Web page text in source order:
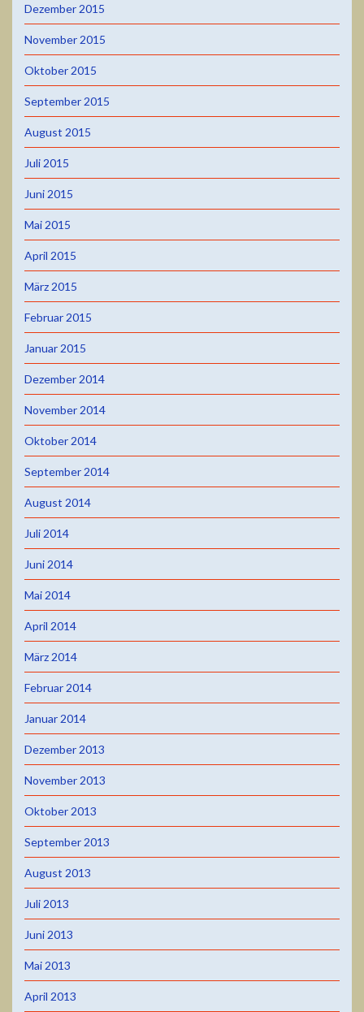
Dezember 2015
November 2015
Oktober 2015
September 2015
August 2015
Juli 2015
Juni 2015
Mai 2015
April 2015
März 2015
Februar 2015
Januar 2015
Dezember 2014
November 2014
Oktober 2014
September 2014
August 2014
Juli 2014
Juni 2014
Mai 2014
April 2014
März 2014
Februar 2014
Januar 2014
Dezember 2013
November 2013
Oktober 2013
September 2013
August 2013
Juli 2013
Juni 2013
Mai 2013
April 2013